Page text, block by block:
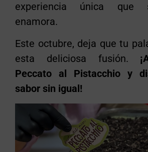
experiencia única que
enamora.
Este octubre, deja que tu
esta deliciosa fusión.
Peccato al Pistacchio y
sabor sin igual!